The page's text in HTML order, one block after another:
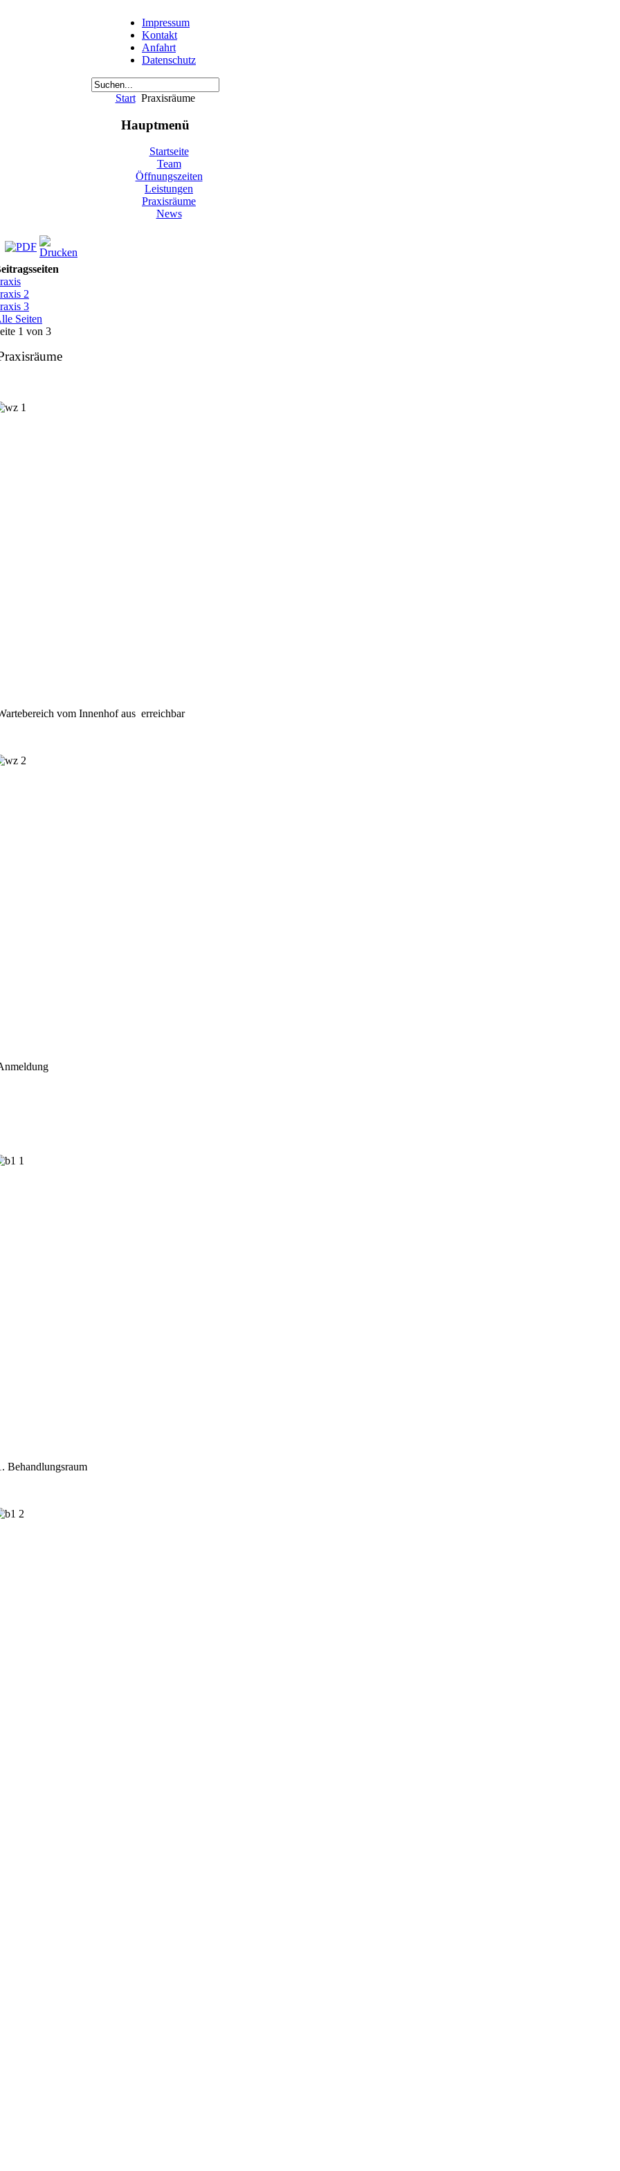
Impressum
Kontakt
Anfahrt
Datenschutz
Start Praxisräume
Hauptmenü
Startseite
Team
Öffnungszeiten
Leistungen
Praxisräume
News
2
3
Seiten
1 von 3
vom Innenhof aus erreichbar
Behandlungsraum